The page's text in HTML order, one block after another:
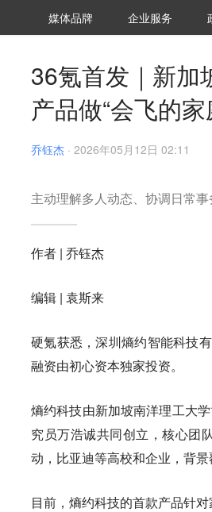
媒体品牌 36Kr研究院
企业服务
36氪首发｜新加
产品做“会飞的家
乔钰杰 · 2026年05月12日 02:11
主动理解多人动态、协调日常事
作者 | 乔钰杰
编辑 | 袁斯来
硬氪获悉，深圳熵约智能科技
融资由初心资本独家投资。
熵约科技由新加坡南洋理工大
究员万浩诚共同创立，核心团
动，比亚迪等高校和企业，背
目前，熵约科技的首款产品针